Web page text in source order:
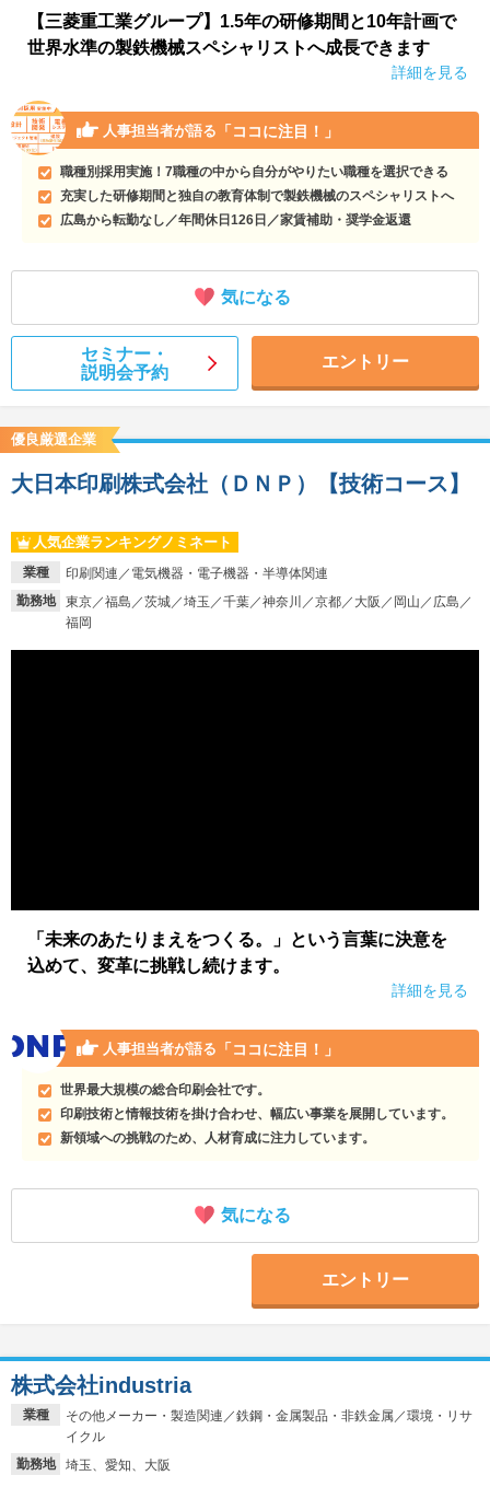
【三菱重工業グループ】1.5年の研修期間と10年計画で
世界水準の製鉄機械スペシャリストへ成長できます
詳細を見る
人事担当者が語る 「ココに注目！」
職種別採用実施！7職種の中から自分がやりたい職種を選択できる
充実した研修期間と独自の教育体制で製鉄機械のスペシャリストへ
広島から転勤なし／年間休日126日／家賃補助・奨学金返還
気になる
セミナー・
説明会予約
エントリー
優良厳選企業
業種
印刷関連／電気機器・電子機器・半導体関連
勤務地
東京／福島／茨城／埼玉／千葉／神奈川／京都／大阪／岡山／広島／
福岡
大日本印刷株式会社（ＤＮＰ）【技術コース】
人気企業ランキングノミネート
「未来のあたりまえをつくる。」という言葉に決意を
込めて、変革に挑戦し続けます。
詳細を見る
人事担当者が語る 「ココに注目！」
世界最大規模の総合印刷会社です。
印刷技術と情報技術を掛け合わせ、幅広い事業を展開しています。
新領域への挑戦のため、人材育成に注力しています。
気になる
エントリー
業種
その他メーカー・製造関連／鉄鋼・金属製品・非鉄金属／環境・リサ
イクル
勤務地
埼玉、愛知、大阪
株式会社industria